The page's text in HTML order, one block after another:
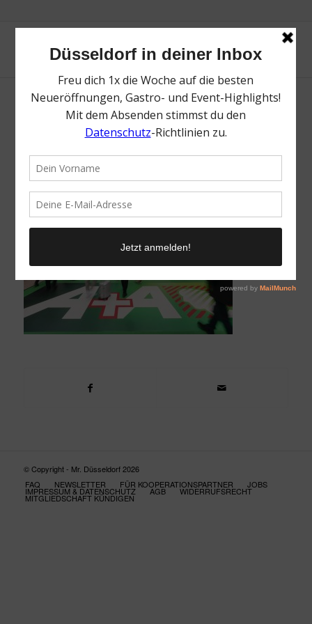
A+A 2025 Düsseldorf | Magazin | Mr.
© Copyright - Mr. Düsseldorf 2026
FAQ
NEWSLETTER FÜR KOOPERATIONSPARTNER JOBS
IMPRESSUM & DATENSCHUTZ AGB WIDERRUFSRECHT
MITGLIEDSCHAFT KÜNDIGEN